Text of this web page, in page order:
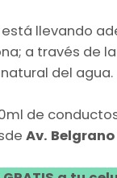
llevando
a través de
del agua.
de
Av. Belgrano